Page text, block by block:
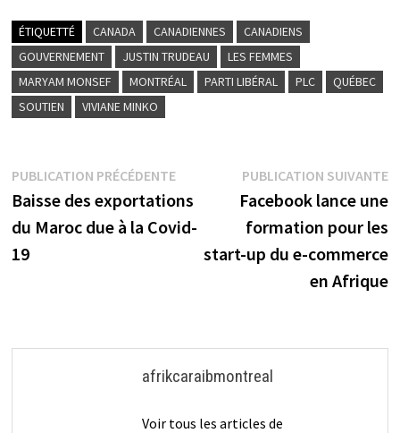
ÉTIQUETTÉ CANADA CANADIENNES
CANADIENS
GOUVERNEMENT
JUSTIN TRUDEAU
LES FEMMES
MARYAM MONSEF
MONTRÉAL PARTI LIBÉRAL PLC
QUÉBEC
SOUTIEN
VIVIANE MINKO
Navigation
de
l’article
PUBLICATION PRÉCÉDENTEPublication
précédente :
Baisse des exportations
du Maroc due à la Covid-
19
PUBLICATION SUIVANTE
Facebook lance une
formation pour les
start-up du e-commerce
en Afrique
afrikcaraibmontreal
Voir tous les articles de